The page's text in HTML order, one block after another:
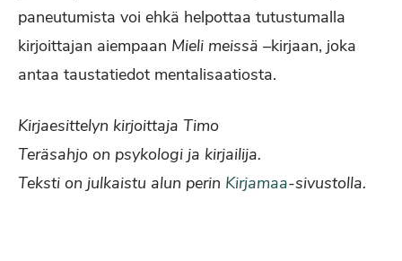
paneutumista voi ehkä helpottaa tutustumalla
kirjoittajan aiempaan Mieli meissä –kirjaan, joka
antaa taustatiedot mentalisaatiosta.
Kirjaesittelyn kirjoittaja Timo
Teräsahjo on psykologi ja kirjailija.
Teksti on julkaistu alun perin Kirjamaa-sivustolla.